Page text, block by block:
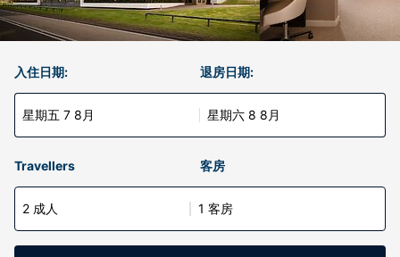
入住日期:
星期五 7 8月
退房日期:
星期六 8 8月
Travellers 客房
2 成人 1 客房